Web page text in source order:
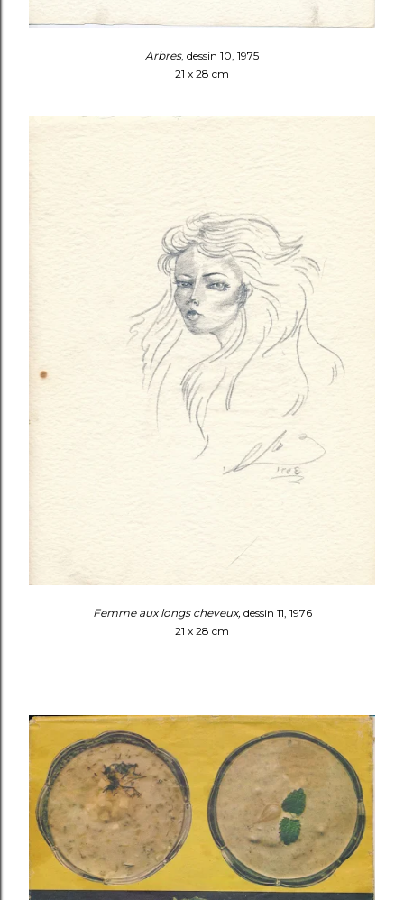
Arbres, dessin 10, 1975
21 x 28 cm
Femme aux longs cheveux, dessin 11, 1976
21 x 28 cm